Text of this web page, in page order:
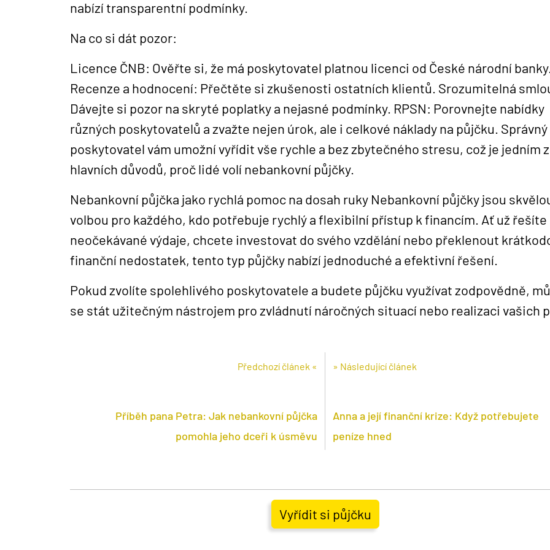
nabízí transparentní podmínky.
Na co si dát pozor:
Licence ČNB: Ověřte si, že má poskytovatel platnou licenci od České národní banky.
Recenze a hodnocení: Přečtěte si zkušenosti ostatních klientů. Srozumitelná
Dávejte si pozor na skryté poplatky a nejasné podmínky. RPSN: Porovnejte nabídky
různých poskytovatelů a zvažte nejen úrok, ale i celkové náklady na půjčku. Správný
poskytovatel vám umožní vyřídit vše rychle a bez zbytečného stresu, což je jedním z
hlavních důvodů, proč lidé volí nebankovní půjčky.
Nebankovní půjčka jako rychlá pomoc na dosah ruky Nebankovní půjčky jsou
volbou pro každého, kdo potřebuje rychlý a flexibilní přístup k financím. Ať už řešíte
neočekávané výdaje, chcete investovat do svého vzdělání nebo překlenout
finanční nedostatek, tento typ půjčky nabízí jednoduché a efektivní řešení.
Pokud zvolíte spolehlivého poskytovatele a budete půjčku využívat zodpovědně,
se stát užitečným nástrojem pro zvládnutí náročných situací nebo realizaci vašich
Předchozí článek «
Příběh pana Petra: Jak nebankovní půjčka
pomohla jeho dceři k úsměvu
» Následující článek
Anna a její finanční krize: Když potřebujete
peníze hned
Vyřídit si půjčku